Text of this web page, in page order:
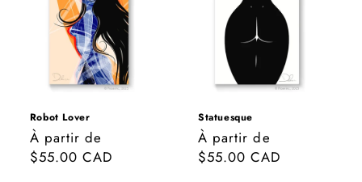
Robot Lover
Prix
habituel
À partir de
$55.00 CAD
Statuesque
Prix
habituel
À partir de
$55.00 CAD